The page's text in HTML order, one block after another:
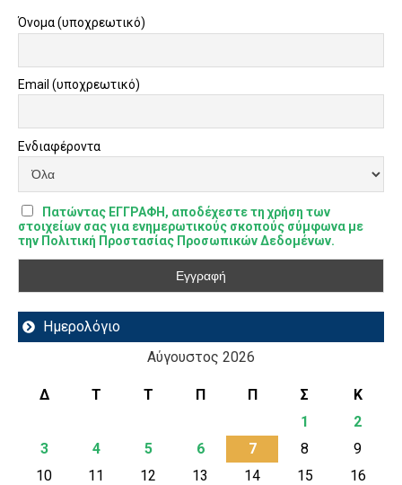
Όνομα (υποχρεωτικό)
Email (υποχρεωτικό)
Ενδιαφέροντα
Πατώντας ΕΓΓΡΑΦΗ, αποδέχεστε τη χρήση των
στοιχείων σας για ενημερωτικούς σκοπούς σύμφωνα με
την Πολιτική Προστασίας Προσωπικών Δεδομένων.
Ημερολόγιο
Αύγουστος 2026
Δ Τ Τ Π Π Σ
Κ
1
2
3
4 5 6 7 8
9
10
11 12 13 14 15
16